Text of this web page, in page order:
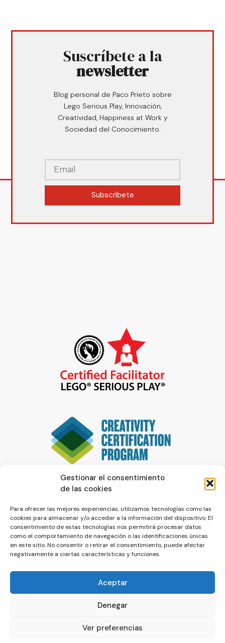
Gestionar el consentimiento
de las cookies
Para ofrecer las mejores experiencias, utilizamos tecnologías como las
cookies para almacenar y/o acceder a la información del dispositivo. El
consentimiento de estas tecnologías nos permitirá procesar datos
como el comportamiento de navegación o las identificaciones únicas
en este sitio. No consentir o retirar el consentimiento, puede afectar
negativamente a ciertas características y funciones.
Aceptar
Denegar
Ver preferencias
Suscríbete a la
newsletter
Blog personal de Paco Prieto sobre
Lego Serious Play, Innovación,
Creatividad, Happiness at Work y
Sociedad del Conocimiento.
Subscríbete
© La Servilleta - El Blog de Paco Prieto